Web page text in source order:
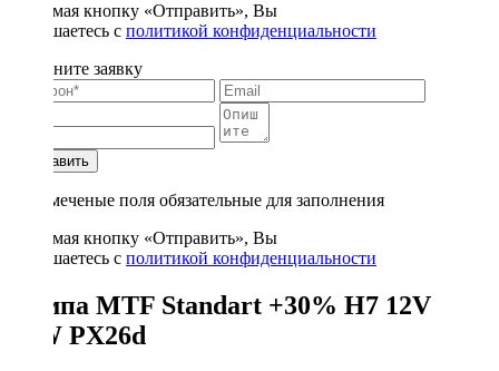
Нажимая кнопку «Отправить», Вы
соглашаетесь с политикой конфиденциальности
Заполните заявку
Отправить
* - отмеченые поля обязательные для заполнения
Нажимая кнопку «Отправить», Вы
соглашаетесь с политикой конфиденциальности
Лампа MTF Standart +30% H7 12V
55W PX26d